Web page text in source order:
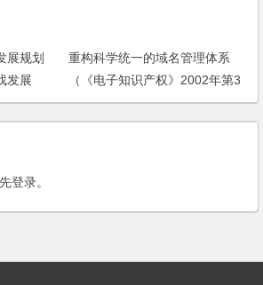
展规划
发展
重构科学统一的域名管理体系
（《电子知识产权》2002年第3
期）
登录